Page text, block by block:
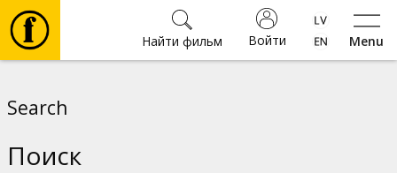
Menu
Войти
Найти фильм
Search
Поиск